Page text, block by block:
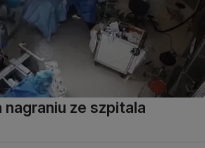
ze szpitala